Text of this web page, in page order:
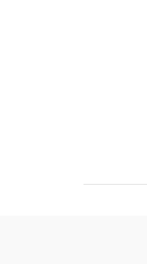
Гумирани листи, пера,